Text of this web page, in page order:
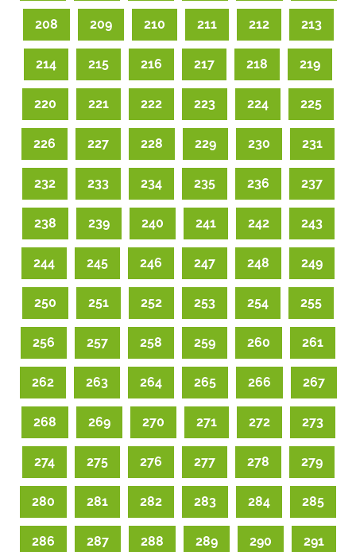
208 209 210 211 212 213
214 215 216 217 218 219
220 221 222 223 224 225
226 227 228 229 230 231
232 233 234 235 236 237
238 239 240 241 242 243
244 245 246 247 248 249
250 251 252 253 254 255
256 257 258 259 260 261
262 263 264 265 266 267
268 269 270 271 272 273
274 275 276 277 278 279
280 281 282 283 284 285
286 287 288 289 290 291